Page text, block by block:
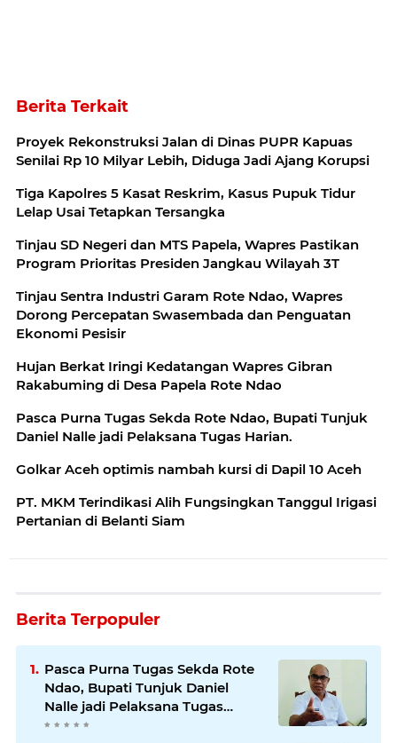
Berita Terkait
Proyek Rekonstruksi Jalan di Dinas PUPR Kapuas
Senilai Rp 10 Milyar Lebih, Diduga Jadi Ajang Korupsi
Tiga Kapolres 5 Kasat Reskrim, Kasus Pupuk Tidur
Lelap Usai Tetapkan Tersangka
Tinjau SD Negeri dan MTS Papela, Wapres Pastikan
Program Prioritas Presiden Jangkau Wilayah 3T
Tinjau Sentra Industri Garam Rote Ndao, Wapres
Dorong Percepatan Swasembada dan Penguatan
Ekonomi Pesisir
Hujan Berkat Iringi Kedatangan Wapres Gibran
Rakabuming di Desa Papela Rote Ndao
Pasca Purna Tugas Sekda Rote Ndao, Bupati Tunjuk
Daniel Nalle jadi Pelaksana Tugas Harian.
Golkar Aceh optimis nambah kursi di Dapil 10 Aceh
PT. MKM Terindikasi Alih Fungsingkan Tanggul Irigasi
Pertanian di Belanti Siam
Berita Terpopuler
Pasca Purna Tugas Sekda Rote
Ndao, Bupati Tunjuk Daniel
Nalle jadi Pelaksana Tugas
Harian.